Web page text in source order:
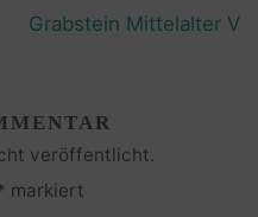
Grabstein Mittelalter V
veröffentlicht.
markiert